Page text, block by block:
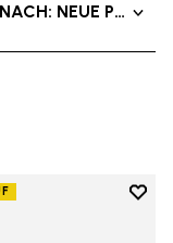
NEUE
Add